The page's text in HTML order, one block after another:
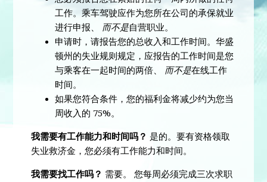
工作。乘车驾驶应作为您所在公司的承保就业
进行申报、 而不是自营职业。
申请时，请报告您的总收入和工作时间。华盛
顿州的失业规则规定，应报告的工作时间是您
与乘客在一起时间的两倍、 而不是在线工作
时间。
如果您符合条件，您的福利金将减少约为您当
周收入的 75%。
我需要有工作能力和时间吗？ 是的。要有资格领取
失业救济金，您必须有工作能力和时间。
我需要找工作吗？ 需要。
您每周必须完成三次求职